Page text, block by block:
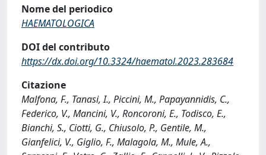
Nome del periodico
HAEMATOLOGICA
DOI del contributo
https://dx.doi.org/10.3324/haematol.2023.283684
Citazione
Malfona, F., Tanasi, I., Piccini, M., Papayannidis, C.,
Federico, V., Mancini, V., Roncoroni, E., Todisco, E.,
Bianchi, S., Ciotti, G., Chiusolo, P., Gentile, M.,
Gianfelici, V., Giglio, F., Malagola, M., Mule, A.,